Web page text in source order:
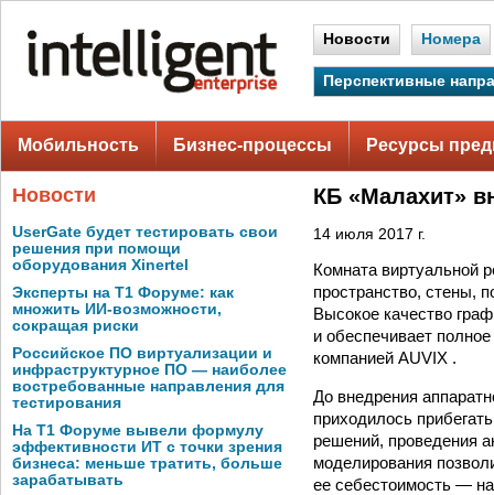
Новости Номера
Перспективные
Мобильность Бизнес-процессы Ресурсы
Новости
UserGate будет тестировать свои
решения при помощи
оборудования Xinertel
Эксперты на Т1 Форуме: как
множить ИИ-возможности,
сокращая риски
Российское ПО виртуализации и
инфраструктурное ПО — наиболее
востребованные направления для
тестирования
На Т1 Форуме вывели формулу
эффективности ИТ с точки зрения
бизнеса: меньше тратить, больше
зарабатывать
КБ «Малахит»
14 июля 2017 г.
Комната виртуальной
пространство, стены,
Высокое качество
и обеспечивает
компанией AUVIX .
До внедрения
приходилось
решений, проведения
моделирования
ее себестоимость —